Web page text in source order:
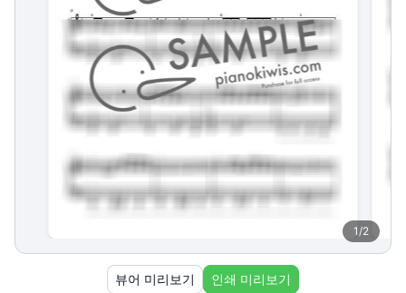
1/2
뷰어 미리보기 인쇄 미리보기